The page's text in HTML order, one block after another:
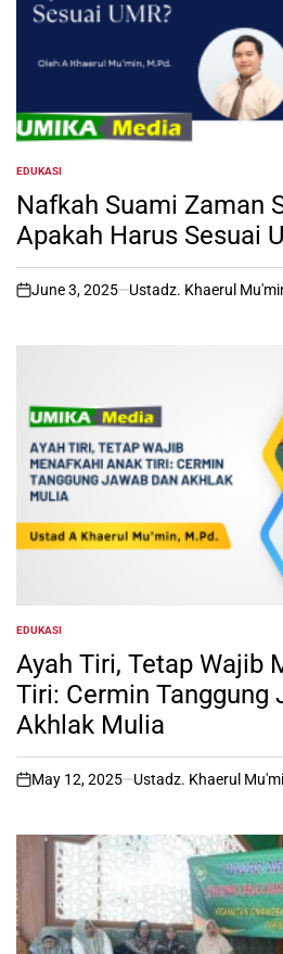
POSTED
IN
EDUKASI
Nafkah Suami Zaman
Apakah Harus Sesuai
on
June 3, 2025 Ustadz. Khaerul
POSTED
IN
EDUKASI
Ayah Tiri, Tetap Wajib
Tiri: Cermin Tanggung
Akhlak Mulia
on
May 12, 2025 Ustadz. Khaerul